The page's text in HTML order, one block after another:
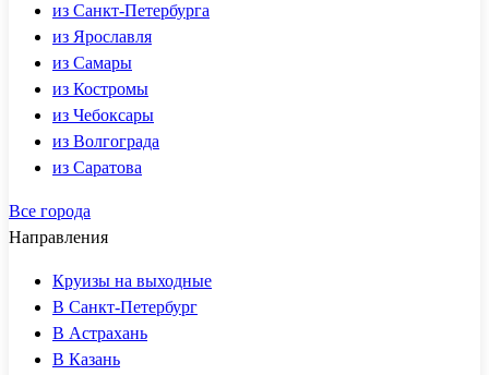
из Санкт-Петербурга
из Ярославля
из Самары
из Костромы
из Чебоксары
из Волгограда
из Саратова
Все города
Направления
Круизы на выходные
В Санкт-Петербург
В Астрахань
В Казань